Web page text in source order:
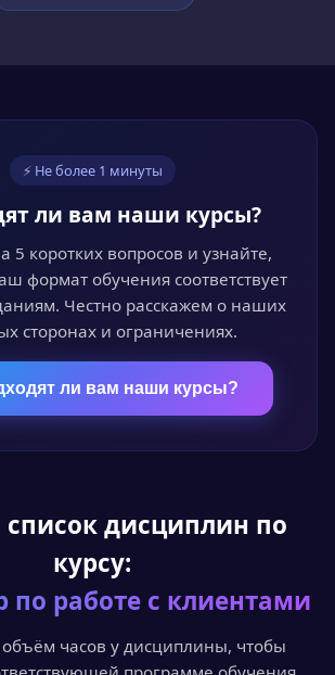
договор онлайн. Оплатите сразу со
онлайн
курс в личном кабинете в удобное
видео и тесты доступны 24/7.
аттестацию
тест или выпускная
документ
удостоверение установленного
⚡ Не более 1 минуты
ли вам наши курсы?
5 коротких вопросов и узнайте,
формат обучения соответствует
Честно расскажем о наших
сторонах и ограничениях.
ли вам наши курсы?
дисциплин по
курсу:
работе с клиентами
часов у дисциплины, чтобы